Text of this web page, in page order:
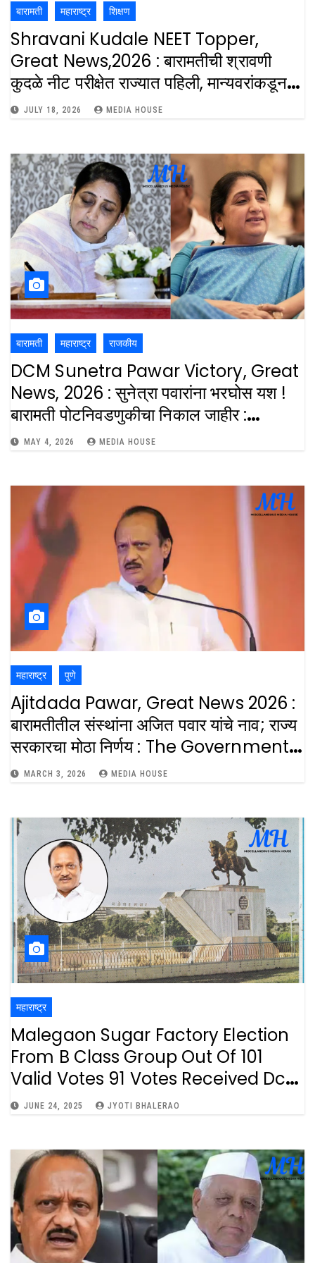
बारामती महाराष्ट्र शिक्षण
Shravani Kudale NEET Topper,
Great News,2026 : बारामतीची श्रावणी
कुदळे नीट परीक्षेत राज्यात पहिली, मान्यवरांकडून
अभिनंदन आणि शुभेच्छा
JULY 18, 2026 MEDIA HOUSE
बारामती महाराष्ट्र राजकीय
DCM Sunetra Pawar Victory, Great
News, 2026 : सुनेत्रा पवारांना भरघोस यश !
बारामती पोटनिवडणुकीचा निकाल जाहीर :
Sunetra Pawar Record Lead
Victory Treand
MAY 4, 2026 MEDIA HOUSE
महाराष्ट्र पुणे
Ajitdada Pawar, Great News 2026 :
बारामतीतील संस्थांना अजित पवार यांचे नाव; राज्य
सरकारचा मोठा निर्णय : The Government
Has Decided To Name
Ayurveda Institututions In
Baramati After Ajit Pawar
MARCH 3, 2026 MEDIA HOUSE
महाराष्ट्र
Malegaon Sugar Factory Election
From B Class Group Out Of 101
Valid Votes 91 Votes Received Dcm
Ajit Pawar Wins From B Class
साखरखाना निवडणुकीत मारली बाजी, 102 पैकी
किती मिळाली मतं ?
JUNE 24, 2025 JYOTI BHALERAO